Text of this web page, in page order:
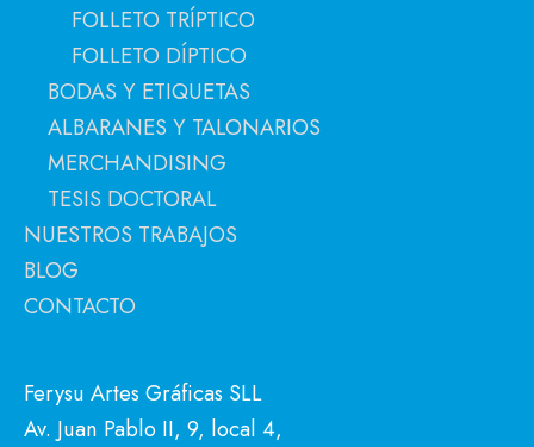
FOLLETO TRÍPTICO
FOLLETO DÍPTICO
BODAS Y ETIQUETAS
ALBARANES Y TALONARIOS
MERCHANDISING
TESIS DOCTORAL
NUESTROS TRABAJOS
BLOG
CONTACTO
Ferysu Artes Gráficas SLL
Av. Juan Pablo II, 9, local 4,